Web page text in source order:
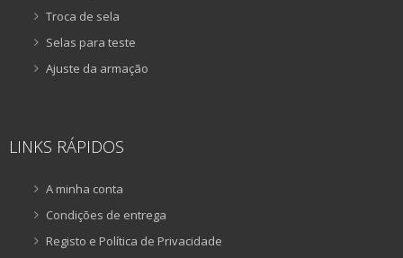
Troca de sela
Selas para teste
Ajuste da armação
LINKS RÁPIDOS
A minha conta
Condições de entrega
Registo e Política de Privacidade